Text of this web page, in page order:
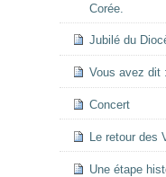
Corée.
Jubilé du
Vous avez dit
Concert
Le retour des
Une étape